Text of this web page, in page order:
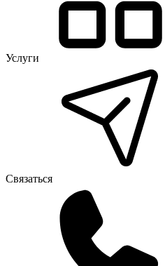
Услуги
Связаться